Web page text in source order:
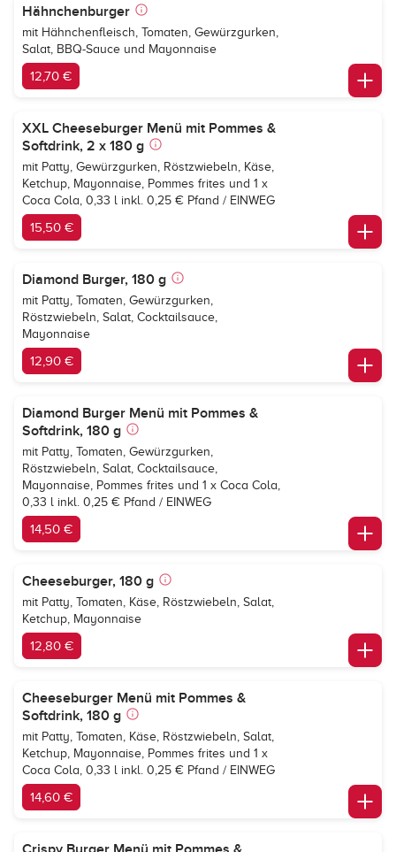
Hähnchenburger
mit Hähnchenfleisch, Tomaten, Gewürzgurken,
Salat, BBQ-Sauce und Mayonnaise
12,70 €
XXL Cheeseburger Menü mit Pommes &
Softdrink, 2 x 180 g
mit Patty, Gewürzgurken, Röstzwiebeln, Käse,
Ketchup, Mayonnaise, Pommes frites und 1 x
Coca Cola, 0,33 l inkl. 0,25 € Pfand / EINWEG
15,50 €
Diamond Burger, 180 g
mit Patty, Tomaten, Gewürzgurken,
Röstzwiebeln, Salat, Cocktailsauce,
Mayonnaise
12,90 €
Diamond Burger Menü mit Pommes &
Softdrink, 180 g
mit Patty, Tomaten, Gewürzgurken,
Röstzwiebeln, Salat, Cocktailsauce,
Mayonnaise, Pommes frites und 1 x Coca Cola,
0,33 l inkl. 0,25 € Pfand / EINWEG
14,50 €
Cheeseburger, 180 g
mit Patty, Tomaten, Käse, Röstzwiebeln, Salat,
Ketchup, Mayonnaise
12,80 €
Cheeseburger Menü mit Pommes &
Softdrink, 180 g
mit Patty, Tomaten, Käse, Röstzwiebeln, Salat,
Ketchup, Mayonnaise, Pommes frites und 1 x
Coca Cola, 0,33 l inkl. 0,25 € Pfand / EINWEG
14,60 €